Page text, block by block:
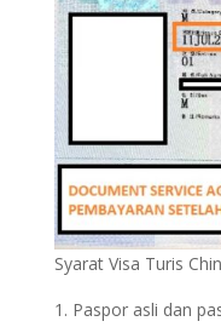
Syarat Visa Turis
Paspor asli dan